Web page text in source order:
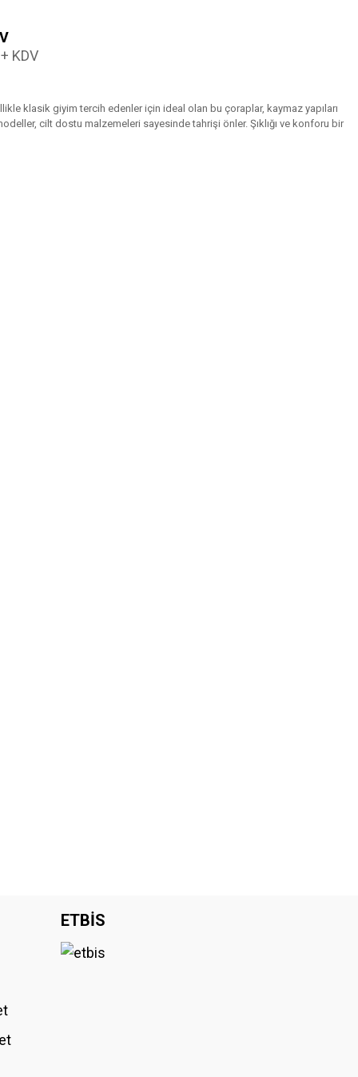
KDV
klasik giyim tercih edenler için ideal olan bu çoraplar, kaymaz yapıları
cilt dostu malzemeleri sayesinde tahrişi önler. Şıklığı ve konforu bir
ETBİS